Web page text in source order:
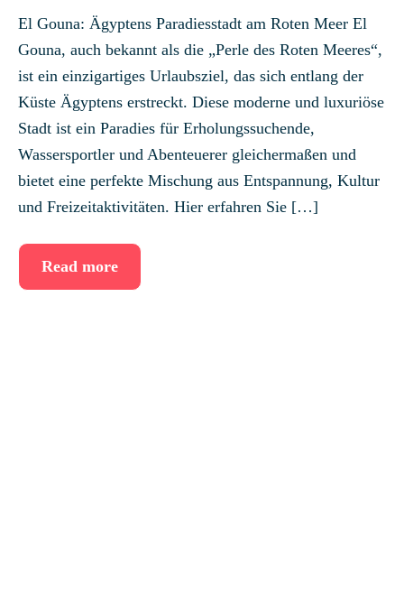
El Gouna: Ägyptens Paradiesstadt am Roten Meer El
Gouna, auch bekannt als die „Perle des Roten Meeres“,
ist ein einzigartiges Urlaubsziel, das sich entlang der
Küste Ägyptens erstreckt. Diese moderne und luxuriöse
Stadt ist ein Paradies für Erholungssuchende,
Wassersportler und Abenteuerer gleichermaßen und
bietet eine perfekte Mischung aus Entspannung, Kultur
und Freizeitaktivitäten. Hier erfahren Sie […]
Read more